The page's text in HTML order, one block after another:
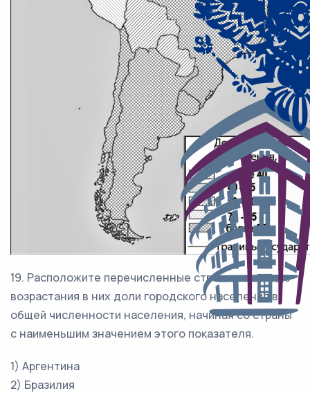
19. Расположите перечисленные страны в порядке
возрастания в них доли городского населения в
общей численности населения, начиная со страны
с наименьшим значением этого показателя.
1) Аргентина
2) Бразилия